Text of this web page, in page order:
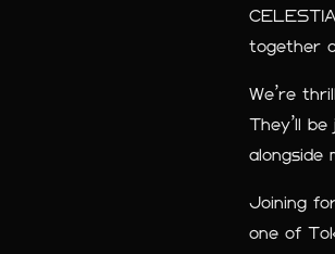
together
We’re
They’ll
alongside
Joining
one of